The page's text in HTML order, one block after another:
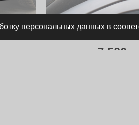
7 500
персональных данных в